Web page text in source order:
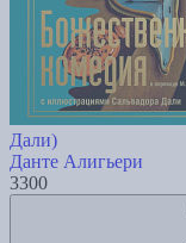
Дали)
Данте Алигьери
3300